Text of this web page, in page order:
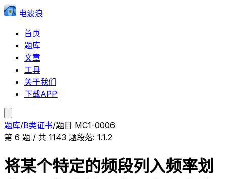
电波浪
首页
题库
文章
工具
关于我们
下载APP
题库/B类证书/题目 MC1-0006
第 6 题 / 共 1143 题段落: 1.1.2
将某个特定的频段列入频率划